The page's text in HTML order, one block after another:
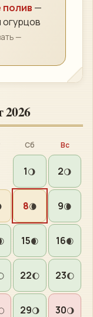
полив —
огурцов
—
2026
Сб Вс
1🌖 2🌖
8🌘 9🌘
15🌒 16🌒
22🌔 23🌔
29🌖 30🌖